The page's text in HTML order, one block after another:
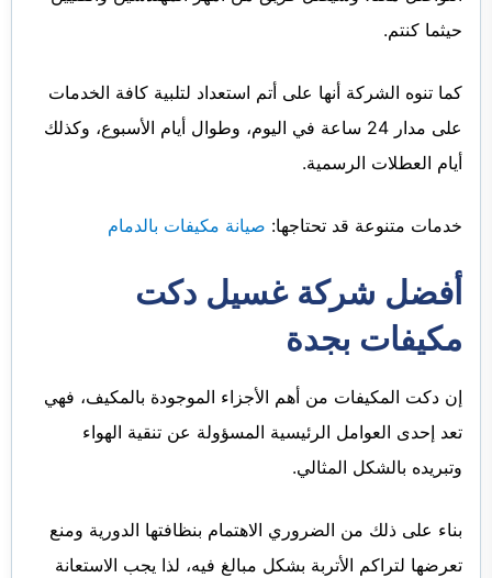
حيثما كنتم.
كما تنوه الشركة أنها على أتم استعداد لتلبية كافة الخدمات
على مدار 24 ساعة في اليوم، وطوال أيام الأسبوع، وكذلك
أيام العطلات الرسمية.
خدمات متنوعة قد تحتاجها: صيانة مكيفات بالدمام
أفضل شركة غسيل دكت
مكيفات بجدة
إن دكت المكيفات من أهم الأجزاء الموجودة بالمكيف، فهي
تعد إحدى العوامل الرئيسية المسؤولة عن تنقية الهواء
وتبريده بالشكل المثالي.
بناء على ذلك من الضروري الاهتمام بنظافتها الدورية ومنع
تعرضها لتراكم الأتربة بشكل مبالغ فيه، لذا يجب الاستعانة